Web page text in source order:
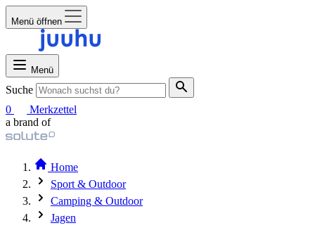
Menü öffnen
Menü
Suche
0
Merkzettel
a brand of
Home
Sport & Outdoor
Camping & Outdoor
Jagen